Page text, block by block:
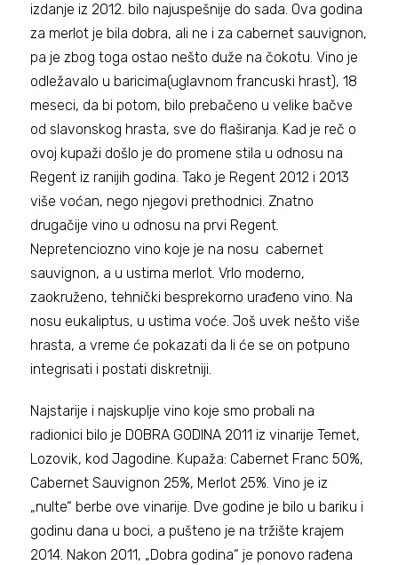
izdanje iz 2012. bilo najuspešnije do sada. Ova godina
za merlot je bila dobra, ali ne i za cabernet sauvignon,
pa je zbog toga ostao nešto duže na čokotu. Vino je
odležavalo u baricima(uglavnom francuski hrast), 18
meseci, da bi potom, bilo prebačeno u velike bačve
od slavonskog hrasta, sve do flaširanja. Kad je reč o
ovoj kupaži došlo je do promene stila u odnosu na
Regent iz ranijih godina. Tako je Regent 2012 i 2013
više voćan, nego njegovi prethodnici. Znatno
drugačije vino u odnosu na prvi Regent.
Nepretenciozno vino koje je na nosu cabernet
sauvignon, a u ustima merlot. Vrlo moderno,
zaokruženo, tehnički besprekorno urađeno vino. Na
nosu eukaliptus, u ustima voće. Još uvek nešto više
hrasta, a vreme će pokazati da li će se on potpuno
integrisati i postati diskretniji.
Najstarije i najskuplje vino koje smo probali na
radionici bilo je DOBRA GODINA 2011 iz vinarije Temet,
Lozovik, kod Jagodine. Kupaža: Cabernet Franc 50%,
Cabernet Sauvignon 25%, Merlot 25%. Vino je iz
„nulte“ berbe ove vinarije. Dve godine je bilo u bariku i
godinu dana u boci, a pušteno je na tržište krajem
2014. Nakon 2011, „Dobra godina“ je ponovo rađena